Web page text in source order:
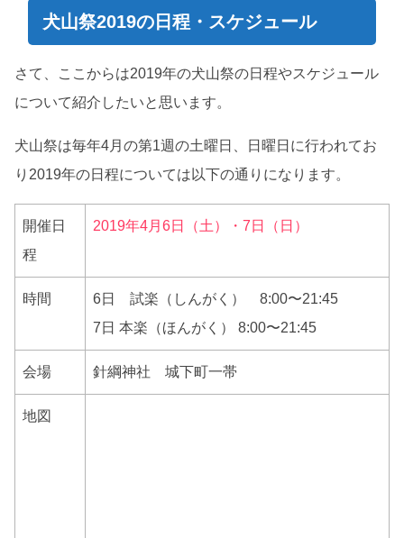
犬山祭2019の日程・スケジュール
さて、ここからは2019年の犬山祭の日程やスケジュール
について紹介したいと思います。
犬山祭は毎年4月の第1週の土曜日、日曜日に行われてお
り2019年の日程については以下の通りになります。
開催日
程
2019年4月6日（土）・7日（日）
時間
6日 試楽（しんがく） 8:00〜21:45
7日 本楽（ほんがく） 8:00〜21:45
会場 針綱神社 城下町一帯
地図